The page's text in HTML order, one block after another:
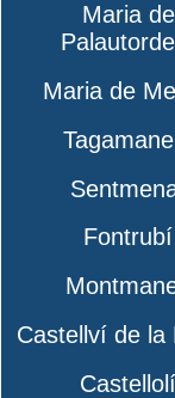
Maria de
Maria de
Fontrubí
Castellví de la
Castellolí